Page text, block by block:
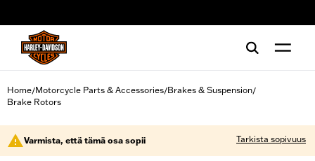
Home/Motorcycle Parts & Accessories/Brakes & Suspension/
Brake Rotors
Varmista, että tämä osa sopii Tarkista sopivuus